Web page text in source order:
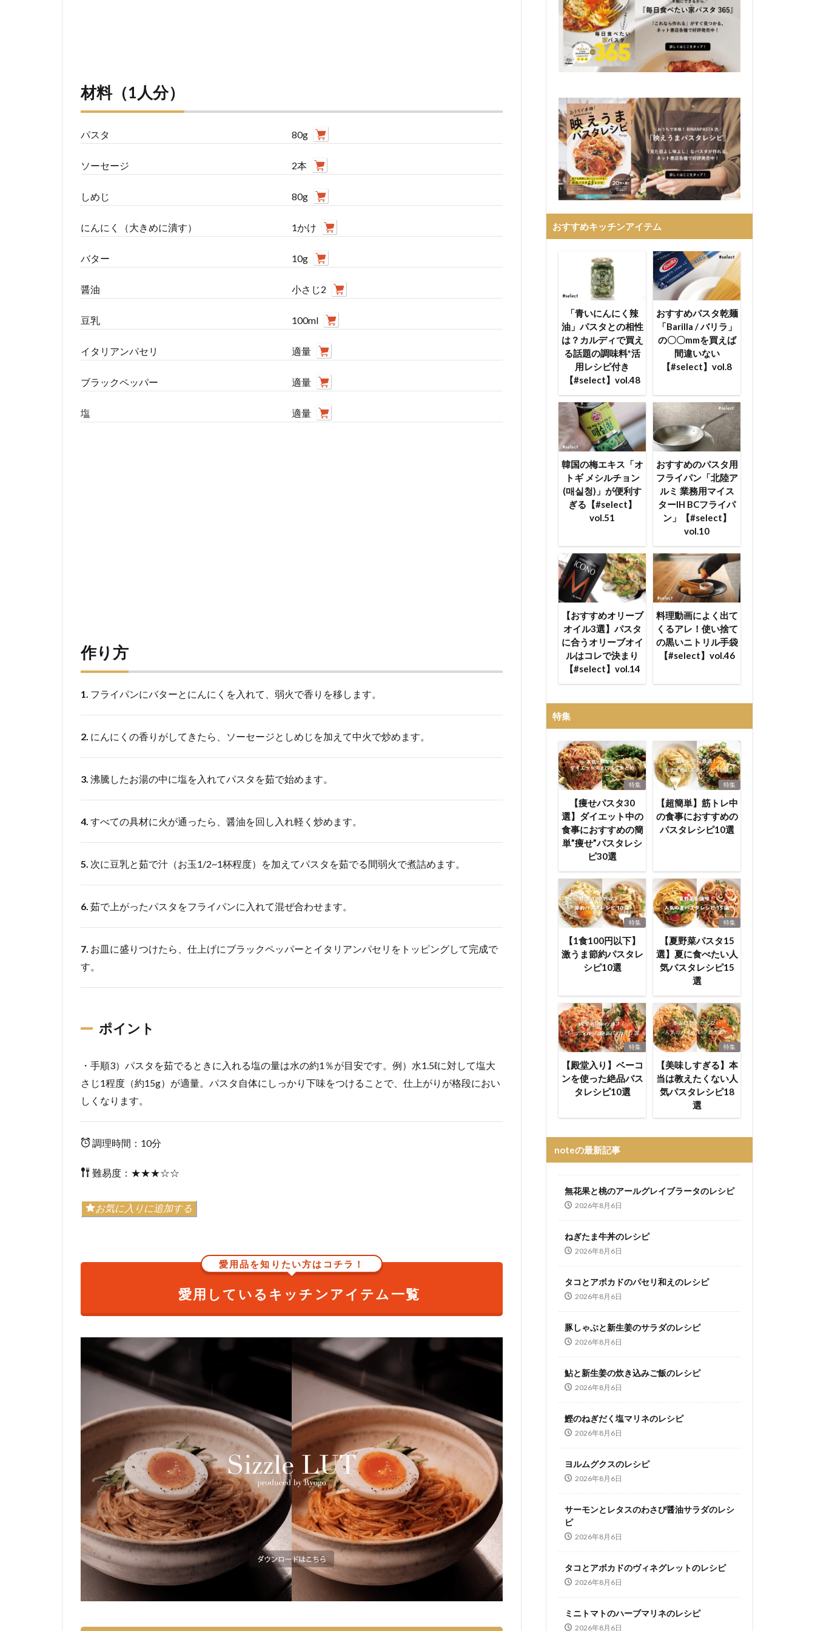
材料（1人分）
パスタ 80g
ソーセージ 2本
しめじ 80g
にんにく（大きめに潰す） 1かけ
バター 10g
醤油 小さじ2
豆乳 100ml
イタリアンパセリ 適量
ブラックペッパー 適量
塩 適量
作り方
1. フライパンにバターとにんにくを入れて、弱火で香りを移します。
2. にんにくの香りがしてきたら、ソーセージとしめじを加えて中火で炒めます。
3. 沸騰したお湯の中に塩を入れてパスタを茹で始めます。
4. すべての具材に火が通ったら、醤油を回し入れ軽く炒めます。
5. 次に豆乳と茹で汁（お玉1/2~1杯程度）を加えてパスタを茹でる間弱火で煮詰めます。
6. 茹で上がったパスタをフライパンに入れて混ぜ合わせます。
7. お皿に盛りつけたら、仕上げにブラックペッパーとイタリアンパセリをトッピングして完成で
す。
ポイント
・手順3）パスタを茹でるときに入れる塩の量は水の約1％が目安です。例）水1.5ℓに対して塩大
さじ1程度（約15g）が適量。パスタ自体にしっかり下味をつけることで、仕上がりが格段におい
しくなります。
調理時間：10分
難易度：★★★☆☆
お気に入りに追加する
愛用品を知りたい方はコチラ！
愛用しているキッチンアイテム一覧
おすすめキッチンアイテム
「青いにんにく辣
油」パスタとの相性
は？カルディで買え
る話題の調味料*活
用レシピ付き
【#select】vol.48
おすすめパスタ乾麺
「Barilla / バリラ」
の〇〇mmを買えば
間違いない
【#select】vol.8
韓国の梅エキス「オ
トギ メシルチョン
(매실청)」が便利す
ぎる【#select】
vol.51
おすすめのパスタ用
フライパン「北陸ア
ルミ 業務用マイス
ターIH BCフライパ
ン」【#select】
vol.10
【おすすめオリーブ
オイル3選】パスタ
に合うオリーブオイ
ルはコレで決まり
【#select】vol.14
料理動画によく出て
くるアレ！使い捨て
の黒いニトリル手袋
【#select】vol.46
特集
特集
【痩せパスタ30
選】ダイエット中の
食事におすすめの簡
単”痩せ”パスタレシ
ピ30選
特集
【超簡単】筋トレ中
の食事におすすめの
パスタレシピ10選
特集
【1食100円以下】
激うま節約パスタレ
シピ10選
特集
【夏野菜パスタ15
選】夏に食べたい人
気パスタレシピ15
選
特集
【殿堂入り】ベーコ
ンを使った絶品パス
タレシピ10選
特集
【美味しすぎる】本
当は教えたくない人
気パスタレシピ18
選
noteの最新記事
無花果と桃のアールグレイブラータのレシピ
2026年8月6日
ねぎたま牛丼のレシピ
2026年8月6日
タコとアボカドのパセリ和えのレシピ
2026年8月6日
豚しゃぶと新生姜のサラダのレシピ
2026年8月6日
鮎と新生姜の炊き込みご飯のレシピ
2026年8月6日
鰹のねぎだく塩マリネのレシピ
2026年8月6日
ヨルムグクスのレシピ
2026年8月6日
サーモンとレタスのわさび醤油サラダのレシ
ピ
2026年8月6日
タコとアボカドのヴィネグレットのレシピ
2026年8月6日
ミニトマトのハーブマリネのレシピ
2026年8月6日